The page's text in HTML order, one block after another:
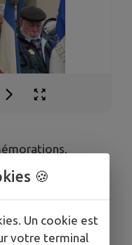
de tous les
mémoire.
🍪
Un cookie est
votre terminal